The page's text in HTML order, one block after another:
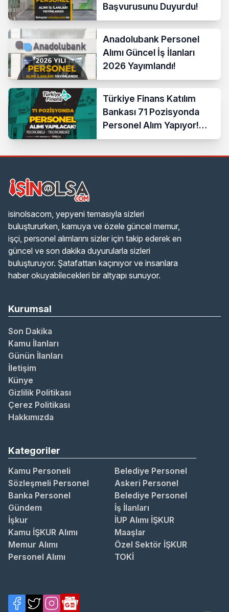
Başvurusunu Duyurdu!
Anadolubank Personel
Alımı Güncel İş İlanları
2026 Yayımlandı!
Türkiye Finans Katılım
Bankası 71 Pozisyonda
Personel Alım Yapıyor!
Tecrübeli Tecrübesiz
isinolsacom, yepyeni temasıyla sizleri
buluştururken, kamuya ve özele güncel memur,
işçi, personel alımlarını sizler için takip ederek en
güncel ve son dakika duyurularla sizleri
buluşturuyor. Şatafattan kaçınıyor ve insanlara
haber okuyabilecekleri bir altyapı sunuyor.
Kurumsal
Son Dakika
Kamu İlanları
Günün İlanları
İletişim
Künye
Gizlilik Politikası
Çerez Politikası
Hakkımızda
Kategoriler
Kamu Personeli
Belediye Personel
Sözleşmeli Personel
Askeri Personel
Banka Personel
Belediye Personel
Gündem
İş İlanları
İşkur
İUP Alımı İŞKUR
Kamu İŞKUR Alımı
Maaşlar
Memur Alımı
Özel Sektör İŞKUR
Personel Alımı
TOKİ